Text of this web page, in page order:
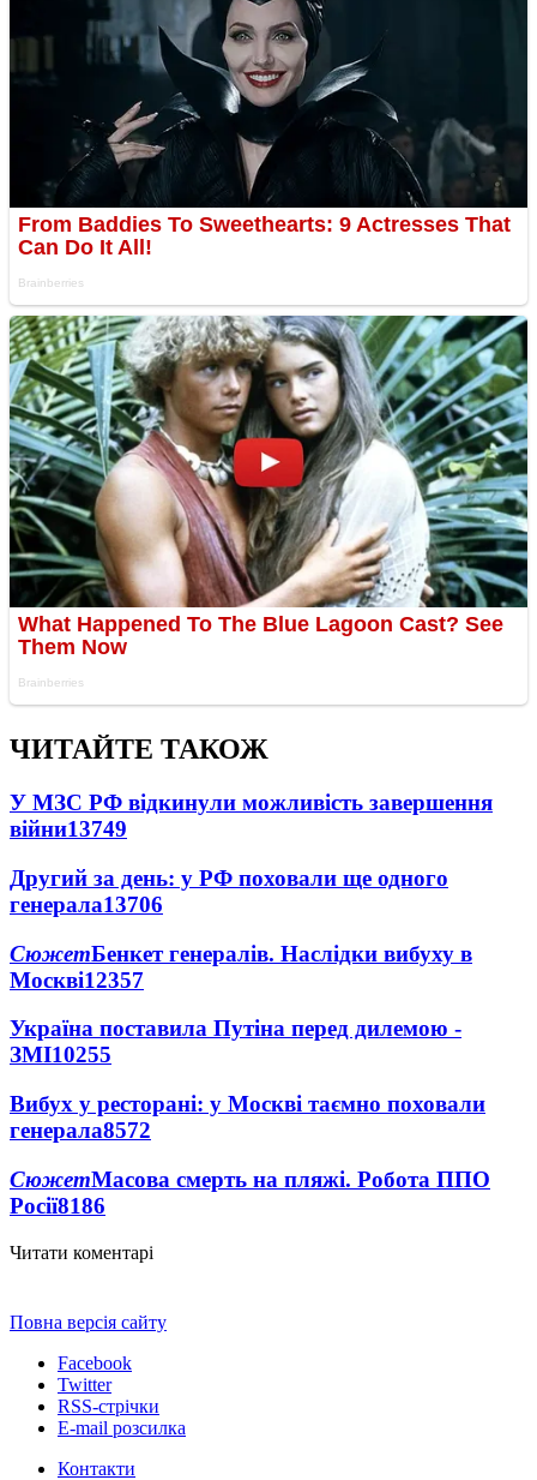
ЧИТАЙТЕ ТАКОЖ
У МЗС РФ відкинули можливість завершення
війни13749
Другий за день: у РФ поховали ще одного
генерала13706
СюжетБенкет генералів. Наслідки вибуху в
Москві12357
Україна поставила Путіна перед дилемою -
ЗМІ10255
Вибух у ресторані: у Москві таємно поховали
генерала8572
СюжетМасова смерть на пляжі. Робота ППО
Росії8186
Читати коментарі
Повна версія сайту
Facebook
Twitter
RSS-стрічки
E-mail розсилка
Контакти